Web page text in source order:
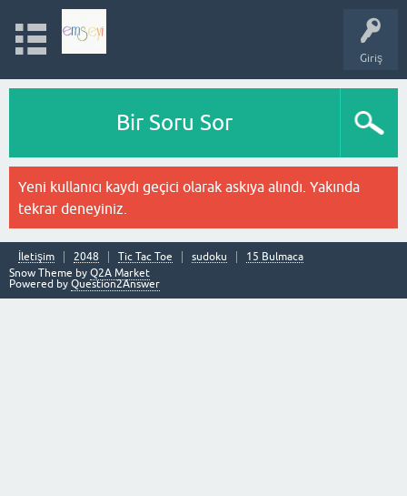
Giriş
Bir Soru Sor
Yeni kullanıcı kaydı geçici olarak askıya alındı. Yakında
tekrar deneyiniz.
İletişim 2048 Tic Tac Toe sudoku
15 Bulmaca
Snow Theme by Q2A Market
Powered by Question2Answer